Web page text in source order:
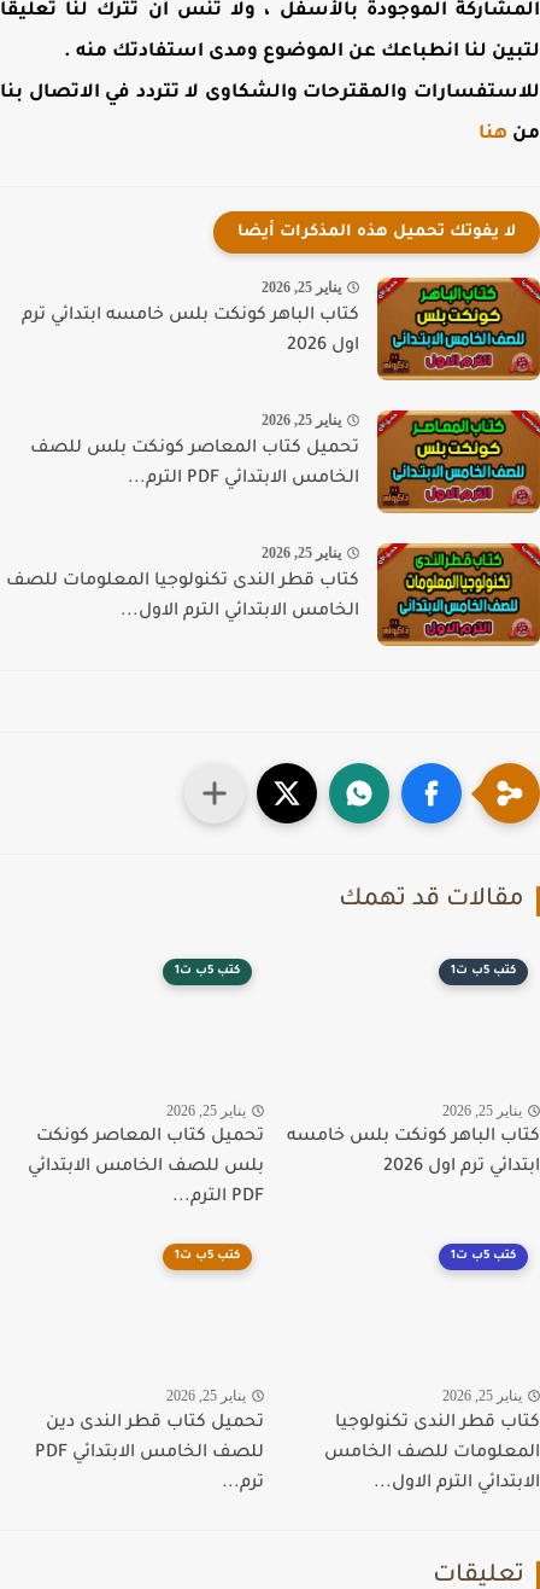
الموجودة بالأسفل ، ولا تنس أن تترك لنا تعليقاً
لنا انطباعك عن الموضوع ومدى استفادتك منه .
والمقترحات والشكاوى لا تتردد في الاتصال بنا
هنا
لا يفوتك تحميل هذه المذكرات أيضا
يناير 25, 2026
كتاب الباهر كونكت بلس خامسه ابتدائي ترم
اول 2026
يناير 25, 2026
تحميل كتاب المعاصر كونكت بلس للصف
الخامس الابتدائي PDF الترم...
يناير 25, 2026
كتاب قطر الندى تكنولوجيا المعلومات للصف
الخامس الابتدائي الترم الاول...
قد تهمك
كتب 5ب ت1
25, 2026
الباهر كونكت بلس خامسه
ترم اول 2026
كتب 5ب ت1
يناير 25, 2026
تحميل كتاب المعاصر كونكت
بلس للصف الخامس الابتدائي
PDF الترم...
كتب 5ب ت1
25, 2026
قطر الندى تكنولوجيا
للصف الخامس
الترم الاول...
كتب 5ب ت1
يناير 25, 2026
تحميل كتاب قطر الندى دين
للصف الخامس الابتدائي PDF
ترم...